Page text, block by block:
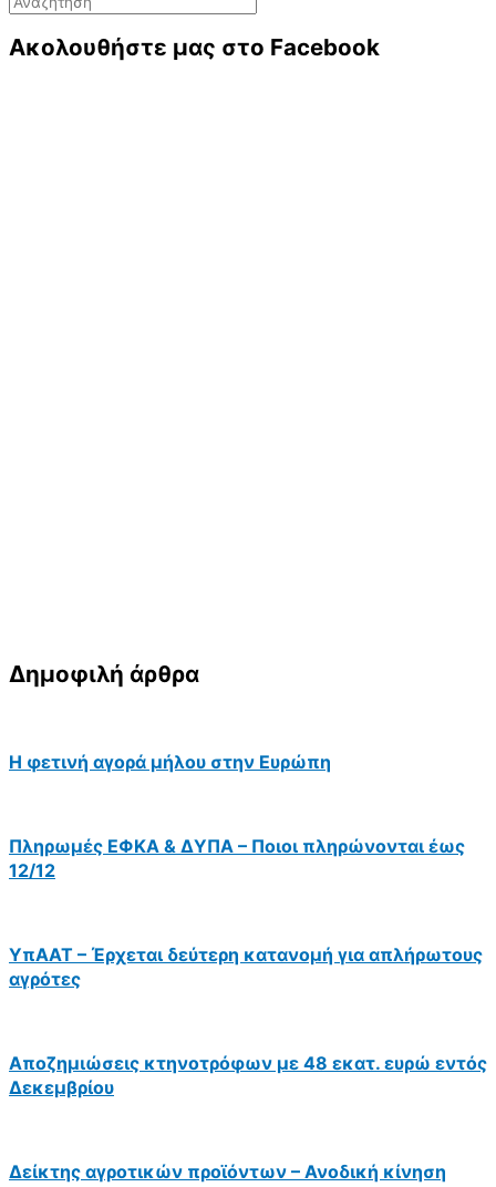
Ακολουθήστε μας στο Facebook
Δημοφιλή άρθρα
Η φετινή αγορά μήλου στην Ευρώπη
Πληρωμές ΕΦΚΑ & ΔΥΠΑ – Ποιοι πληρώνονται έως
12/12
ΥπΑΑΤ – Έρχεται δεύτερη κατανομή για απλήρωτους
αγρότες
Αποζημιώσεις κτηνοτρόφων με 48 εκατ. ευρώ εντός
Δεκεμβρίου
Δείκτης αγροτικών προϊόντων – Ανοδική κίνηση